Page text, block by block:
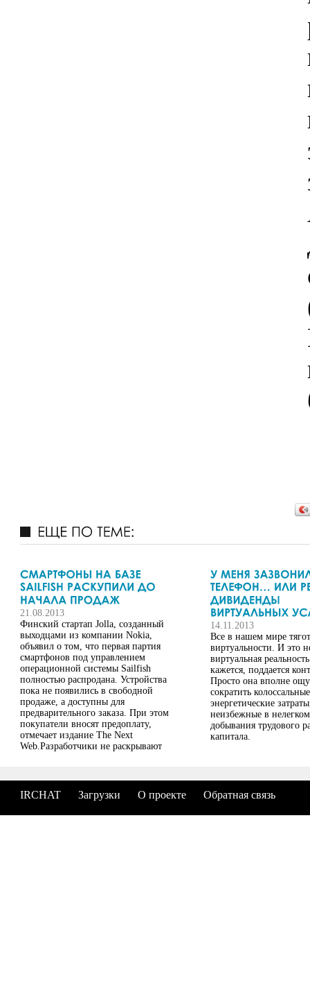
21.08.2013
Финский стартап Jolla, созданный
выходцами из компании Nokia,
объявил о том, что первая партия
смартфонов под управлением
операционной системы Sailfish
полностью распродана. Устройства
пока не появились в свободной
продаже, а доступны для
предварительного заказа. При этом
покупатели вносят предоплату,
отмечает издание The Next
Web.Разработчики не раскрывают
устройств. Известно, что они
доступны пользователям из 136
стран мира
14.11.2013
Все в нашем мире
виртуальности. И это
виртуальная
кажется, поддается
Просто она вполне
сократить колоссальные
энергетические
неизбежные в нелегком
добывания трудового
капитала.
IRCHAT Загрузки О проекте Обратная связь